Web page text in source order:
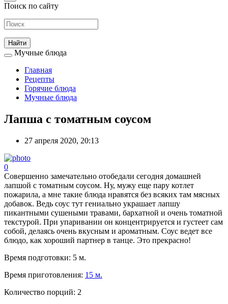
Поиск по сайту
Мучные блюда
Главная
Рецепты
Горячие блюда
Мучные блюда
Лапша с томатным соусом
27 апреля 2020, 20:13
0
Совершенно замечательно отобедали сегодня домашней
лапшой с томатным соусом. Ну, мужу еще пару котлет
пожарила, а мне такие блюда нравятся без всяких там мясных
добавок. Ведь соус тут гениально украшает лапшу
пикантными сушеными травами, бархатной и очень томатной
текстурой. При упаривании он концентрируется и густеет сам
собой, делаясь очень вкусным и ароматным. Соус ведет все
блюдо, как хороший партнер в танце. Это прекрасно!
Время подготовки: 5 м.
Время приготовления: 15 м.
Количество порций: 2